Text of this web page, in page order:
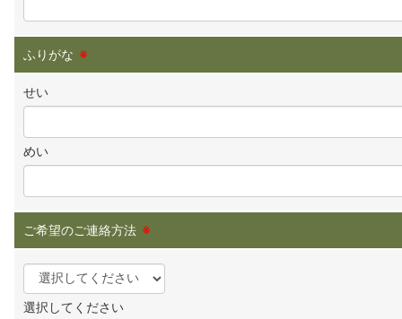
ふりがな ※
せい
めい
ご希望のご連絡方法 ※
選択してください